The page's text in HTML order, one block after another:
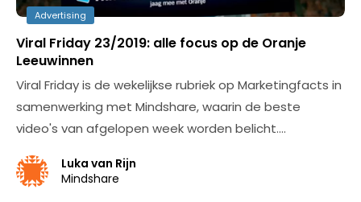
Advertising
Viral Friday 23/2019: alle focus op de Oranje
Leeuwinnen
Viral Friday is de wekelijkse rubriek op Marketingfacts in
samenwerking met Mindshare, waarin de beste
video's van afgelopen week worden belicht.…
Luka van Rijn
Mindshare